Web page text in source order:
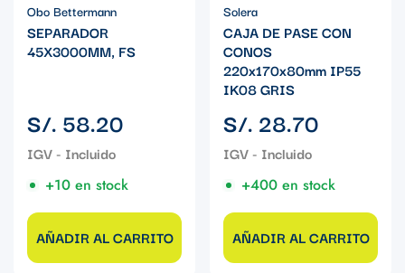
Obo Bettermann
SEPARADOR
45X3000MM, FS
Precio
regular
S/. 58.20
+10 en stock
AÑADIR AL CARRITO
Solera
CAJA DE PASE CON
CONOS
220x170x80mm IP55
IK08 GRIS
Precio
regular
S/. 28.70
+400 en stock
AÑADIR AL CARRITO